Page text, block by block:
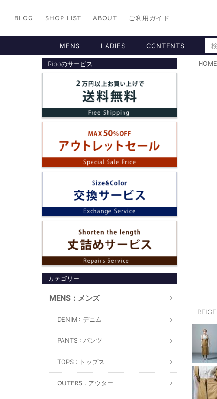
BLOG SHOP LIST ABOUT ご利用ガイド
MENS LADIES CONTENTS
Ripoのサービス
カテゴリー
MENS：メンズ
DENIM : デニム
PANTS : パンツ
TOPS : トップス
OUTERS : アウター
HOME
BEIGE